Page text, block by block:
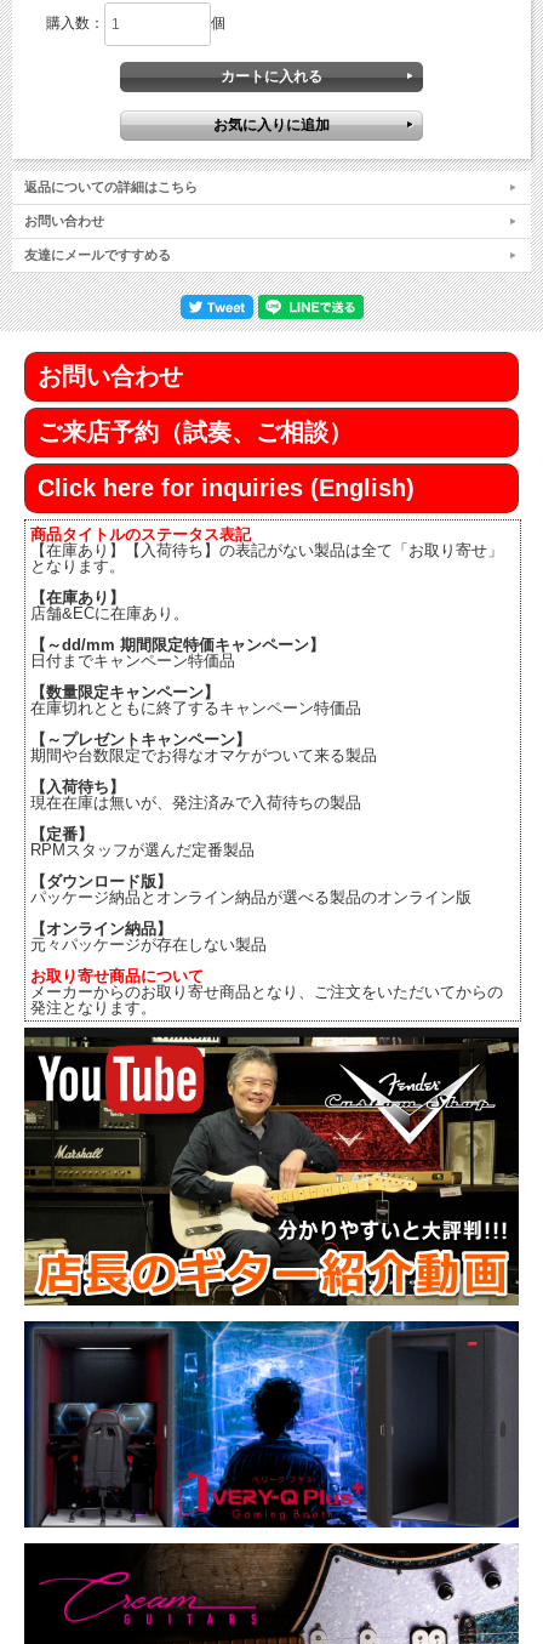
購入数： 個
返品についての詳細はこちら
お問い合わせ
友達にメールですすめる
お問い合わせ
ご来店予約（試奏、ご相談）
Click here for inquiries (English)
商品タイトルのステータス表記
【在庫あり】【入荷待ち】の表記がない製品は全て「お取り寄せ」
となります。
【在庫あり】
店舗&ECに在庫あり。
【～dd/mm 期間限定特価キャンペーン】
日付までキャンペーン特価品
【数量限定キャンペーン】
在庫切れとともに終了するキャンペーン特価品
【～プレゼントキャンペーン】
期間や台数限定でお得なオマケがついて来る製品
【入荷待ち】
現在在庫は無いが、発注済みで入荷待ちの製品
【定番】
RPMスタッフが選んだ定番製品
【ダウンロード版】
パッケージ納品とオンライン納品が選べる製品のオンライン版
【オンライン納品】
元々パッケージが存在しない製品
お取り寄せ商品について
メーカーからのお取り寄せ商品となり、ご注文をいただいてからの
発注となります。